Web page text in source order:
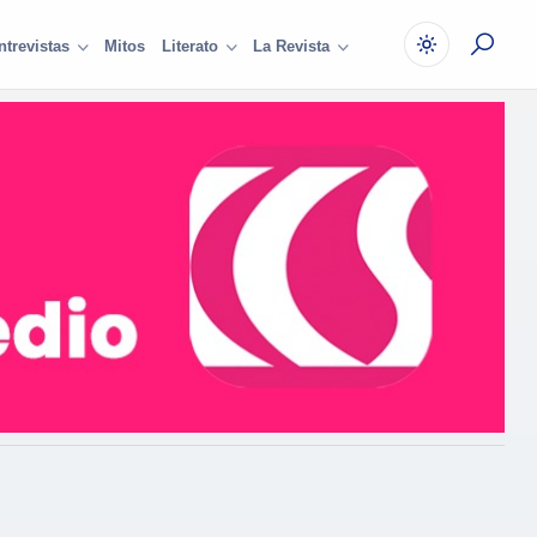
Mitos Literato La Revista